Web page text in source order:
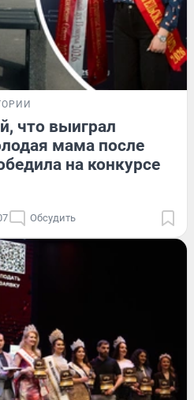
что выиграл
мама после
на конкурсе
Обсудить